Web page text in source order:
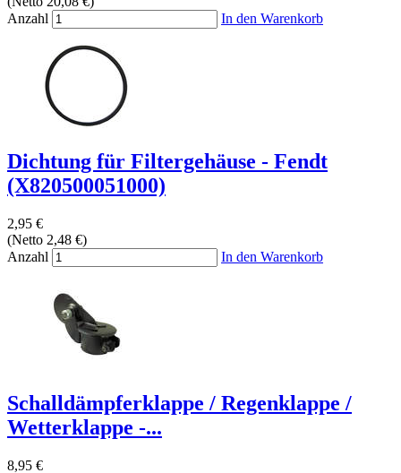
Anzahl
In den Warenkorb
Dichtung für Filtergehäuse - Fendt
(X820500051000)
2,95 €
(Netto 2,48 €)
Anzahl
In den Warenkorb
Schalldämpferklappe / Regenklappe /
Wetterklappe -...
8,95 €